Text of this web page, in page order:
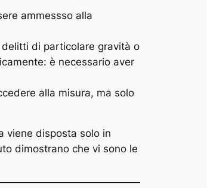
ammessso alla
di particolare gravità o
è necessario aver
alla misura, ma solo
viene disposta solo in
dimostrano che vi sono le